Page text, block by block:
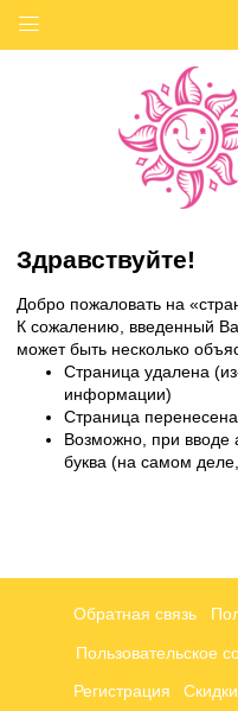
Здравствуйте!
Добро пожаловать на
К сожалению, введенный
может быть несколько
Страница удалена
информации)
Страница
Возможно, при вводе
буква (на самом
Обратная связь
Пользовательское
Регистрация